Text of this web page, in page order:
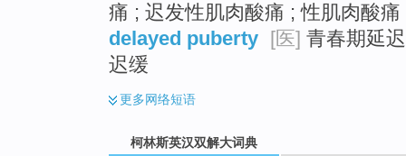
痛 ; 迟发性肌肉酸痛 ; 性肌肉酸痛
delayed puberty
[医] 青春期延
迟缓
更多网络短语
柯林斯英汉双解大词典